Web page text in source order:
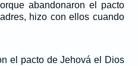
abandonaron el pacto
hizo con ellos cuando
el pacto de Jehová el Dios